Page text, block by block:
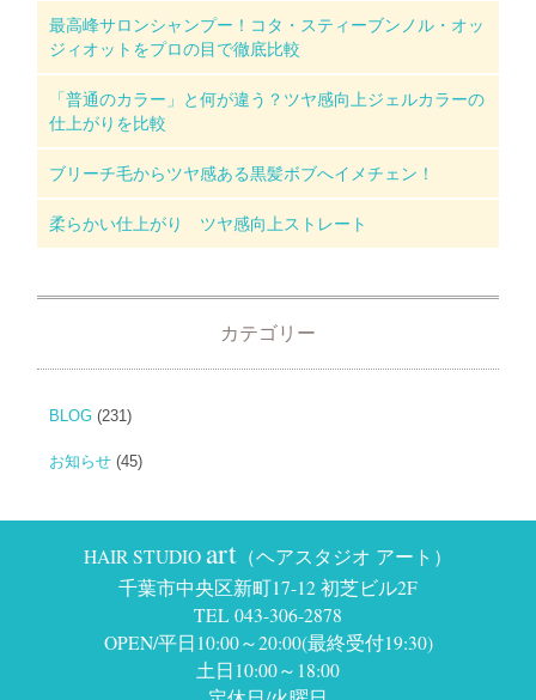
最高峰サロンシャンプー！コタ・スティーブンノル・オッ
ジィオットをプロの目で徹底比較
「普通のカラー」と何が違う？ツヤ感向上ジェルカラーの
仕上がりを比較
ブリーチ毛からツヤ感ある黒髪ボブへイメチェン！
柔らかい仕上がり ツヤ感向上ストレート
カテゴリー
BLOG (231)
お知らせ (45)
HAIR STUDIO art （ヘアスタジオ アート）
千葉市中央区新町17-12 初芝ビル2F
TEL 043-306-2878
OPEN/平日10:00～20:00(最終受付19:30)
土日10:00～18:00